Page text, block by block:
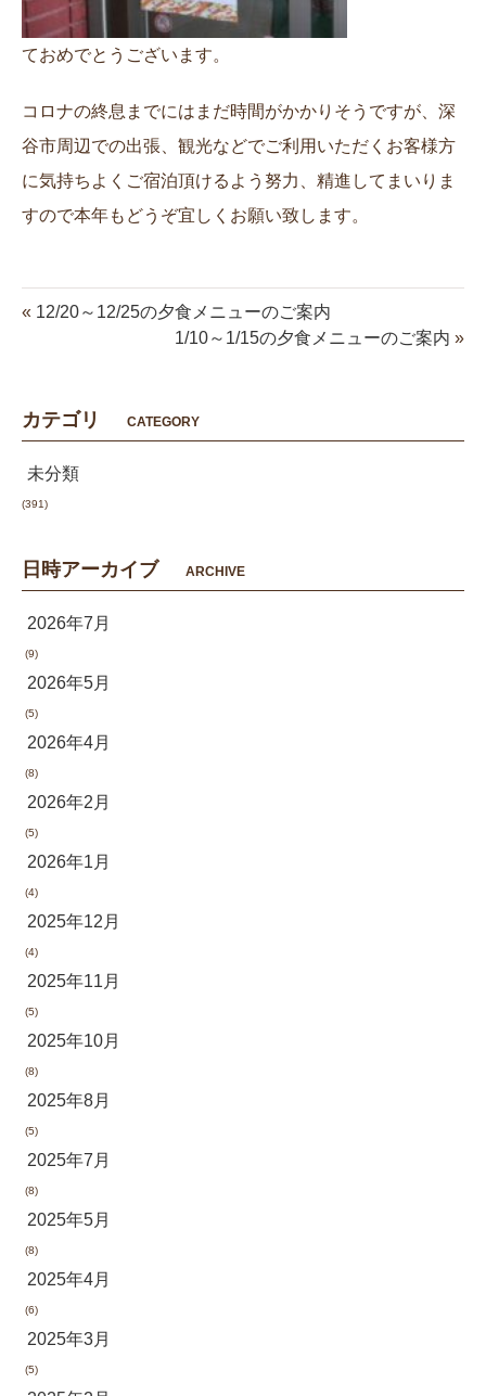
ておめでとうございます。
コロナの終息までにはまだ時間がかかりそうですが、深
谷市周辺での出張、観光などでご利用いただくお客様方
に気持ちよくご宿泊頂けるよう努力、精進してまいりま
すので本年もどうぞ宜しくお願い致します。
« 12/20～12/25の夕食メニューのご案内
1/10～1/15の夕食メニューのご案内 »
カテゴリ CATEGORY
未分類
(391)
日時アーカイブ ARCHIVE
2026年7月
(9)
2026年5月
(5)
2026年4月
(8)
2026年2月
(5)
2026年1月
(4)
2025年12月
(4)
2025年11月
(5)
2025年10月
(8)
2025年8月
(5)
2025年7月
(8)
2025年5月
(8)
2025年4月
(6)
2025年3月
(5)